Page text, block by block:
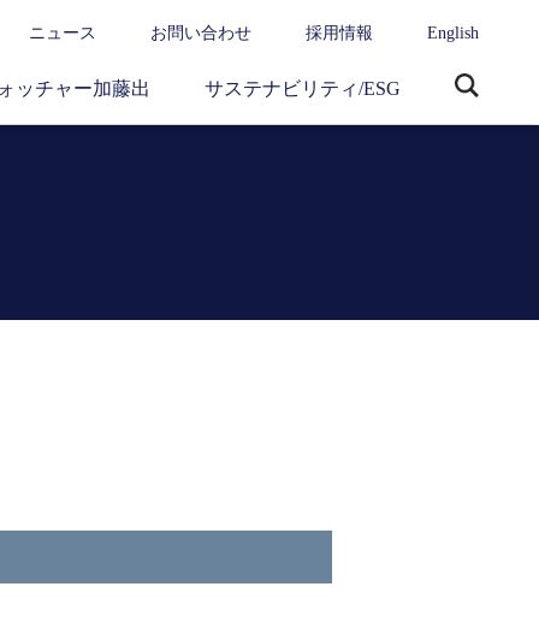
ニュース お問い合わせ 採用情報 English
ッチャー加藤出 サステナビリティ/ESG